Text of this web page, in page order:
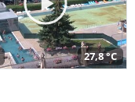
27,8 °C